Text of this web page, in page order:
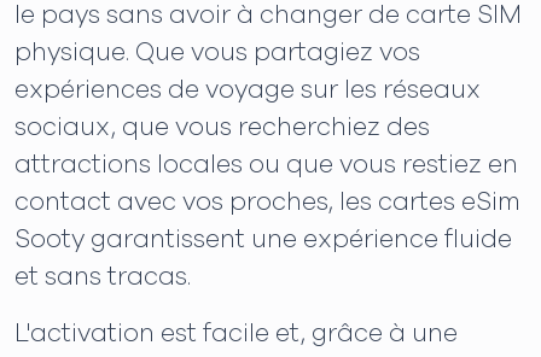
le pays sans avoir à changer de carte SIM
physique. Que vous partagiez vos
expériences de voyage sur les réseaux
sociaux, que vous recherchiez des
attractions locales ou que vous restiez en
contact avec vos proches, les cartes eSim
Sooty garantissent une expérience fluide
et sans tracas.
L'activation est facile et, grâce à une